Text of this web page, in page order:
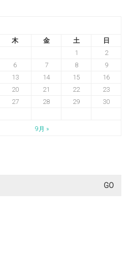
木 金 土
日
1
2
6 7 8
9
13 14 15
16
20 21 22
23
27 28 29
30
9月 »